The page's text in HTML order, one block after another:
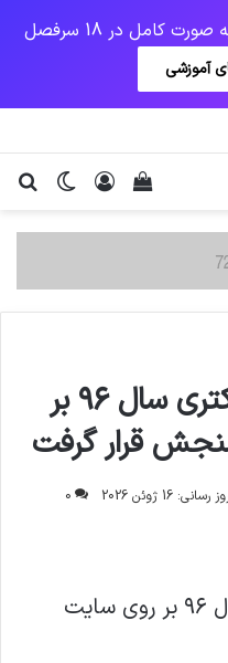
کامل در 18 سرفصل
آموزشی
احیای برجام را دشوار می‌کند
تغییر ورود
دیدن سبد خرید
نتیجه اولیه آزمون دکتری سال ۹۶ بر
قرار گرفت
16 ژوئن 2026
0
نتیجه اولیه آزمون دکتری سال ۹۶ بر روی سایت